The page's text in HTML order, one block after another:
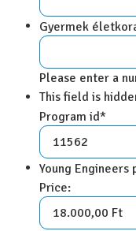
Gyermek
Please enter a
This field is
Program id*
Young Engineers
Price: